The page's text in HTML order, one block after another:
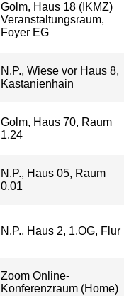
Golm, Haus 18 (IKMZ)
Veranstaltungsraum,
Foyer EG
N.P., Wiese vor Haus 8,
Kastanienhain
Golm, Haus 70, Raum
1.24
N.P., Haus 05, Raum
0.01
N.P., Haus 2, 1.OG, Flur
Zoom Online-
Konferenzraum (Home)